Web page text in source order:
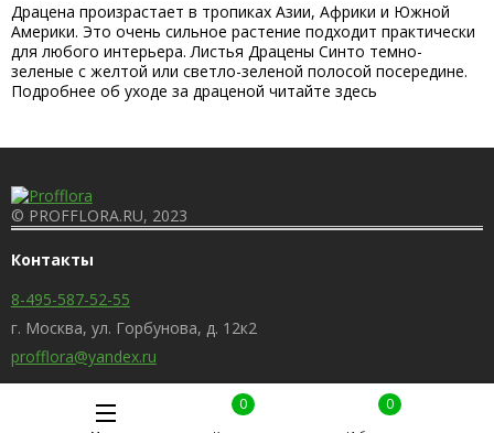
Драцена произрастает в тропиках Азии, Африки и Южной
Америки. Это очень сильное растение подходит практически
для любого интерьера. Листья Драцены Синто темно-
зеленые с желтой или светло-зеленой полосой посередине.
Подробнее об уходе за драценой читайте здесь
© PROFFLORA.RU, 2023
Контакты
8-495-587-52-55
г. Москва, ул. Горбунова, д. 12к2
profflora@yandex.ru
0 0